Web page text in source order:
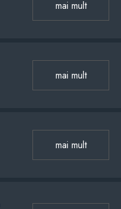
mai mult
mai mult
mai mult